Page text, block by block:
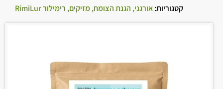
קטגוריות:אורגני, הגנת הצומח,מזיקים, רימילור RimiLur